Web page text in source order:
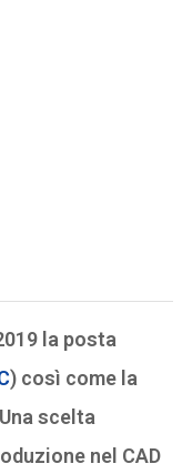
la posta
) così come la
scelta
nel CAD